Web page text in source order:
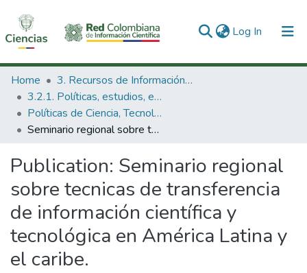
Log In (current)
Communities & Collections
All of DSpace
Statistics
Home
3. Recursos de Información Científica y Tecnológica
3.2.1. Políticas, estudios, evaluaciones e indicadores de CTeI
Políticas de Ciencia, Tecnología e Innovación
Seminario regional sobre tecnicas de transferencia de información científica y tecnológica en América Latina y el caribe.
Publication: Seminario regional
sobre tecnicas de transferencia
de información científica y
tecnológica en América Latina y
el caribe.